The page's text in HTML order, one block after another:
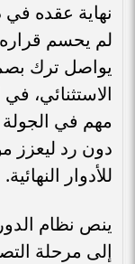
لم يحسم قراره
يواصل ترك
الاستثنائي،
مهم في
دون رد ليعزز
للأدوار النهائية.
إلى مرحلة